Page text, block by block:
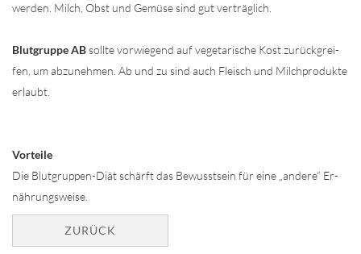
wer­den. Milch, Obst und Ge­mü­se sind gut ver­träg­lich.
Blut­grup­pe ABsoll­te vor­wie­gend auf ve­ge­ta­ri­sche Kost zu­rück­grei­
fen, um ab­zu­neh­men. Ab und zu sind auch Fleisch und Milch­pro­duk­te
er­laubt.
Vor­tei­le
Die Blut­grup­pen-​Di­ät schärft das Be­wusst­sein für eine „an­de­re“ Er­
näh­rungs­wei­se.
ZURÜCK